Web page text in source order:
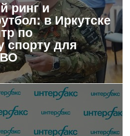
ринг и
в Иркутске
по
спорту для